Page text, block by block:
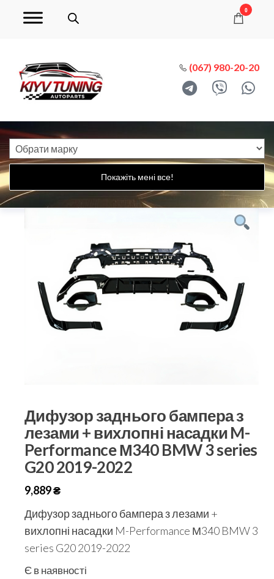
0
(067) 980-20-20
Покажіть мені все!
Дифузор заднього бампера з
лезами + вихлопні насадки M-
Performance М340 BMW 3 series
G20 2019-2022
9,889₴
Дифузор заднього бампера з лезами +
вихлопні насадки M-Performance М340 BMW 3
series G20 2019-2022
Є в наявності